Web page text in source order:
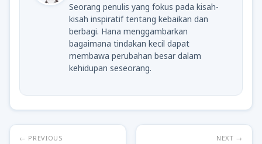
Seorang penulis yang fokus pada kisah-
kisah inspiratif tentang kebaikan dan
berbagi. Hana menggambarkan
bagaimana tindakan kecil dapat
membawa perubahan besar dalam
kehidupan seseorang.
← PREVIOUS NEXT →